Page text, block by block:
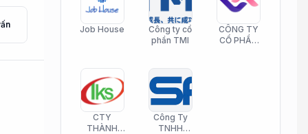
Job House
Công ty cổ
phần TMI
CÔNG TY
CỔ PHẦN
CTY
THÀNH
Công Ty
TNHH